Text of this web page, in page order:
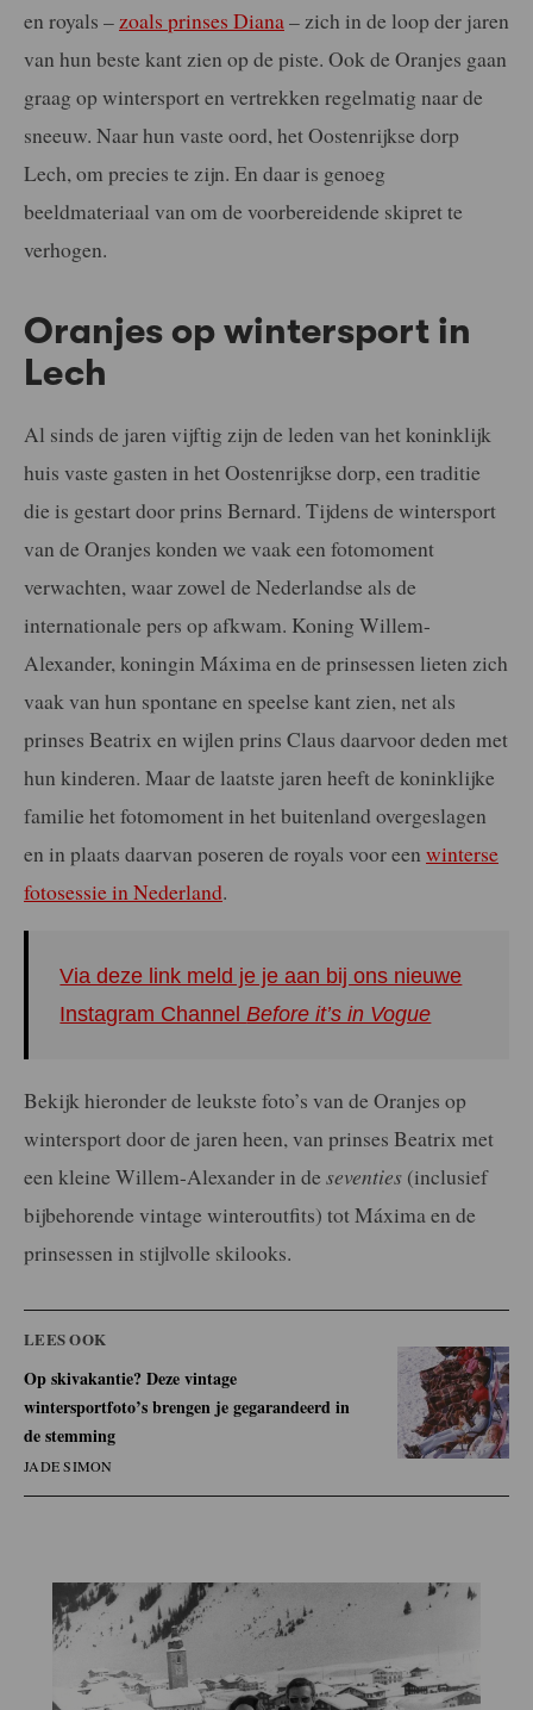
en royals –zoals prinses Diana– zich in de loop der jaren
van hun beste kant zien op de piste. Ook de Oranjes gaan
graag op wintersport en vertrekken regelmatig naar de
sneeuw. Naar hun vaste oord, het Oostenrijkse dorp
Lech, om precies te zijn. En daar is genoeg
beeldmateriaal van om de voorbereidende skipret te
verhogen.
Oranjes op wintersport in
Lech
Al sinds de jaren vijftig zijn de leden van het koninklijk
huis vaste gasten in het Oostenrijkse dorp, een traditie
die is gestart door prins Bernard. Tijdens de wintersport
van de Oranjes konden we vaak een fotomoment
verwachten, waar zowel de Nederlandse als de
internationale pers op afkwam. Koning Willem-
Alexander, koningin Máxima en de prinsessen lieten zich
vaak van hun spontane en speelse kant zien, net als
prinses Beatrix en wijlen prins Claus daarvoor deden met
hun kinderen. Maar de laatste jaren heeft de koninklijke
familie het fotomoment in het buitenland overgeslagen
en in plaats daarvan poseren de royals voor een winterse
fotosessie in Nederland.
Via deze link meld je je aan bij ons nieuwe
Instagram ChannelBefore it’s in Vogue
Bekijk hieronder de leukste foto’s van de Oranjes op
wintersport door de jaren heen, van prinses Beatrix met
een kleine Willem-Alexander in de seventies (inclusief
bijbehorende vintage winteroutfits) tot Máxima en de
prinsessen in stijlvolle skilooks.
LEES OOK
Op skivakantie? Deze vintage
wintersportfoto’s brengen je gegarandeerd in
de stemming
JADE SIMON